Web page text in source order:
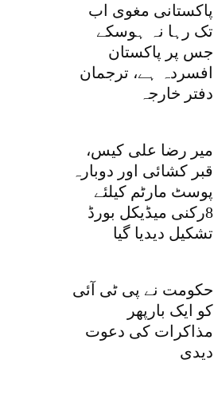
پاکستانی مغوی اب
تک رہا نہ ہوسکے
جس پر پاکستان
افسردہ ہے، ترجمان
دفتر خارجہ
میر رضا علی کیس،
قبر کشائی اور دوبارہ
پوسٹ مارٹم کیلئے
8رکنی میڈیکل بورڈ
تشکیل دیدیا گیا
حکومت نے پی ٹی آئی
کو ایک بارپھر
مذاکرات کی دعوت
دیدی